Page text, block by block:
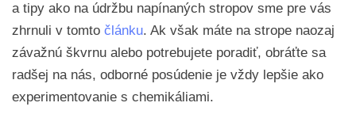
a tipy ako na údržbu napínaných stropov sme pre vás
zhrnuli v tomto článku. Ak však máte na strope naozaj
závažnú škvrnu alebo potrebujete poradiť, obráťte sa
radšej na nás, odborné posúdenie je vždy lepšie ako
experimentovanie s chemikáliami.